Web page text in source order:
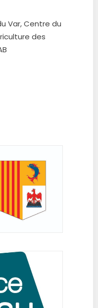
Var, Centre du
des